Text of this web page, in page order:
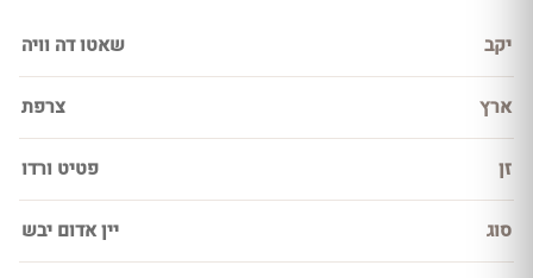
יקב שאטו דה וויה
ארץ צרפת
זן פטיט ורדו
סוג יין אדום יבש